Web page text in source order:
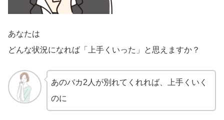
あなたは
どんな状況になれば「上手くいった」と思えますか？
あのバカ2人が別れてくれれば、上手くいく
のに